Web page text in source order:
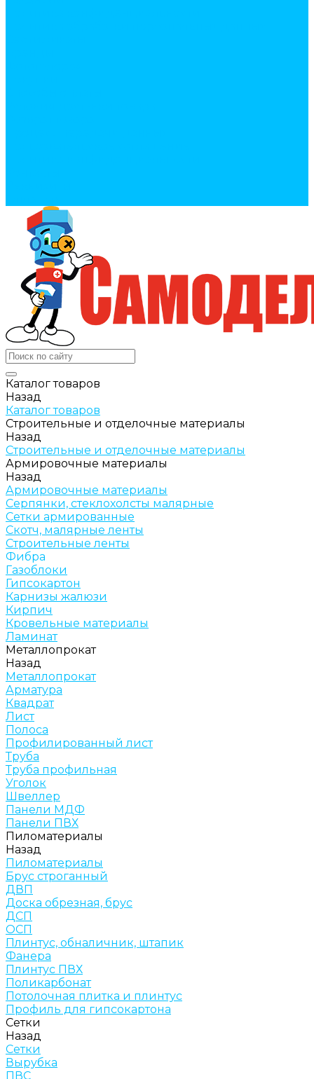
Каталог товаров
Назад
Каталог товаров
Строительные и отделочные материалы
Назад
Строительные и отделочные материалы
Армировочные материалы
Назад
Армировочные материалы
Серпянки, стеклохолсты малярные
Сетки армированные
Скотч, малярные ленты
Строительные ленты
Фибра
Газоблоки
Гипсокартон
Карнизы жалюзи
Кирпич
Кровельные материалы
Ламинат
Металлопрокат
Назад
Металлопрокат
Арматура
Квадрат
Лист
Полоса
Профилированный лист
Труба
Труба профильная
Уголок
Швеллер
Панели МДФ
Панели ПВХ
Пиломатериалы
Назад
Пиломатериалы
Брус строганный
ДВП
Доска обрезная, брус
ДСП
ОСП
Плинтус, обналичник, штапик
Фанера
Плинтус ПВХ
Поликарбонат
Потолочная плитка и плинтус
Профиль для гипсокартона
Сетки
Назад
Сетки
Вырубка
ПВС